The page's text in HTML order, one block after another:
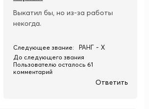
Выкатил бы, но из-за работы
некогда.
Следующее звание: РАНГ - X
До следующего звания
Пользователю осталось 61
комментарий
Ответить